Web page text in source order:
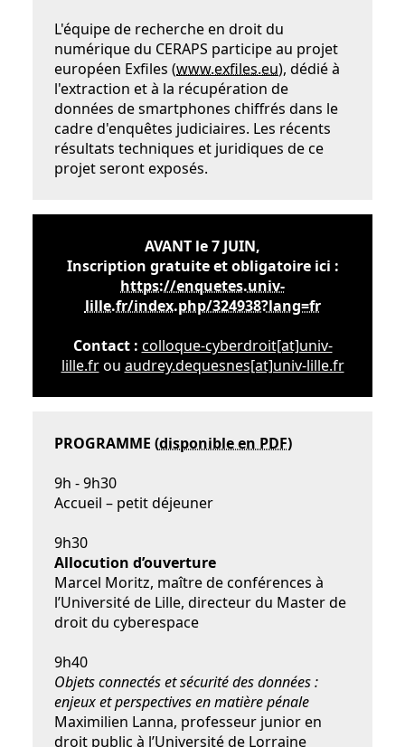
L'équipe de recherche en droit du
numérique du CERAPS participe au projet
européen Exfiles (www.exfiles.eu), dédié à
l'extraction et à la récupération de
données de smartphones chiffrés dans le
cadre d'enquêtes judiciaires. Les récents
résultats techniques et juridiques de ce
projet seront exposés.
AVANT le 7 JUIN,
Inscription gratuite et obligatoire ici :
https://enquetes.univ-
lille.fr/index.php/324938?lang=fr
Contact : colloque-cyberdroit[at]univ-
lille.frou audrey.dequesnes[at]univ-lille.fr
PROGRAMME (disponible en PDF)
9h - 9h30
Accueil – petit déjeuner
9h30
Allocution d’ouverture
Marcel Moritz, maître de conférences à
l’Université de Lille, directeur du Master de
droit du cyberespace
9h40
Objets connectés et sécurité des données :
enjeux et perspectives en matière pénale
Maximilien Lanna, professeur junior en
droit public à l’Université de Lorraine